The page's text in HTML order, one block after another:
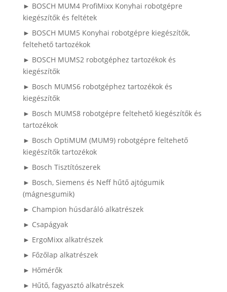
► BOSCH MUM4 ProfiMixx Konyhai robotgépre
kiegészítők és feltétek
► BOSCH MUM5 Konyhai robotgépre kiegészítők,
feltehető tartozékok
► BOSCH MUMS2 robotgéphez tartozékok és
kiegészítők
► Bosch MUMS6 robotgéphez tartozékok és
kiegészítők
► Bosch MUMS8 robotgépre feltehető kiegészítők és
tartozékok
► Bosch OptiMUM (MUM9) robotgépre feltehető
kiegészítők tartozékok
► Bosch Tisztítószerek
► Bosch, Siemens és Neff hűtő ajtógumik
(mágnesgumik)
► Champion húsdaráló alkatrészek
► Csapágyak
► ErgoMixx alkatrészek
► Főzőlap alkatrészek
► Hőmérők
► Hűtő, fagyasztó alkatrészek